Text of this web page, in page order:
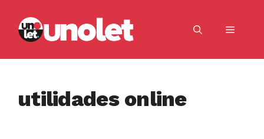
contenido
Menú
utilidades online